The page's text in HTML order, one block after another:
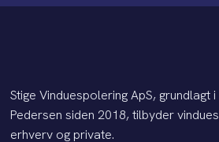
Stige Vinduespolering ApS, grundlagt
Pedersen siden 2018, tilbyder
erhverv og private.